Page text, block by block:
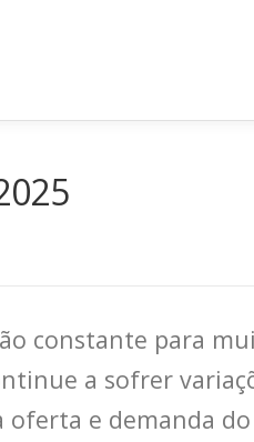
constante para
a sofrer
e demanda